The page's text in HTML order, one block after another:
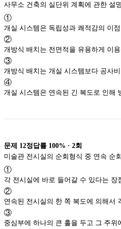
①
개실 시스템은 독립성과 쾌적감의 이점
②
개방식 배치는 전면적을 유용하게 이용
③
개방식 배치는 개실 시스템보다 공사
④
문제 12정답률 100% · 2회
①
각 전시실에 바로 들어갈 수 있다는 장
②
③